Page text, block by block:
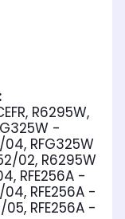
R6295W,
-
RFG325W
02, R6295W
RFE256A -
RFE256A -
RFE256A -